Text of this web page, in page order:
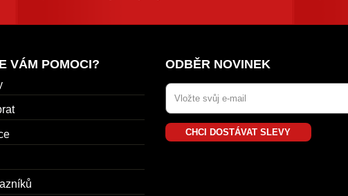
VÁM POMOCI? ODBĚR NOVINEK
CHCI DOSTÁVAT SLEVY